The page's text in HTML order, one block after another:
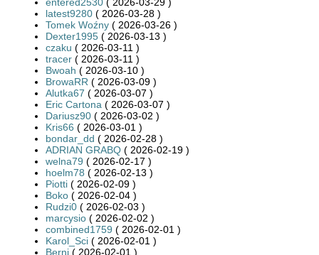
latest9280 ( 2026-03-28 )
Tomek Woźny ( 2026-03-26 )
Dexter1995 ( 2026-03-13 )
czaku ( 2026-03-11 )
tracer ( 2026-03-11 )
Bwoah ( 2026-03-10 )
BrowaRR ( 2026-03-09 )
Alutka67 ( 2026-03-07 )
Eric Cartona ( 2026-03-07 )
Dariusz90 ( 2026-03-02 )
Kris66 ( 2026-03-01 )
bondar_dd ( 2026-02-28 )
ADRIAN GRABQ ( 2026-02-19 )
welna79 ( 2026-02-17 )
hoelm78 ( 2026-02-13 )
Piotti ( 2026-02-09 )
Boko ( 2026-02-04 )
Rudzi0 ( 2026-02-03 )
marcysio ( 2026-02-02 )
combined1759 ( 2026-02-01 )
Karol_Sci ( 2026-02-01 )
Berni ( 2026-02-01 )